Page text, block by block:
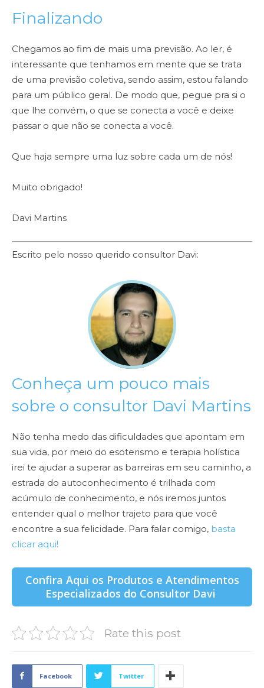
Finalizando
Chegamos ao fim de mais uma previsão. Ao ler, é
interessante que tenhamos em mente que se trata
de uma previsão coletiva, sendo assim, estou falando
para um público geral. De modo que, pegue pra si o
que lhe convém, o que se conecta a você e deixe
passar o que não se conecta a você.
Que haja sempre uma luz sobre cada um de nós!
Muito obrigado!
Davi Martins
Escrito pelo nosso querido consultor Davi:
Conheça um pouco mais
sobre o consultor Davi Martins
Não tenha medo das dificuldades que apontam em
sua vida, por meio do esoterismo e terapia holística
irei te ajudar a superar as barreiras em seu caminho, a
estrada do autoconhecimento é trilhada com
acúmulo de conhecimento, e nós iremos juntos
entender qual o melhor trajeto para que você
encontre a sua felicidade. Para falar comigo, basta
clicar aqui!
Confira Aqui os Produtos e Atendimentos
Especializados do Consultor Davi
Rate this post
Facebook Twitter